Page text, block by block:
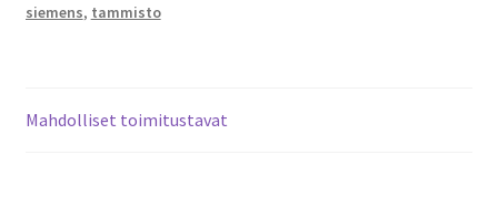
siemens, tammisto
Mahdolliset toimitustavat